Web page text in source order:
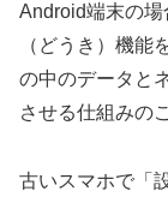
Android端末の
（どうき）機能
の中のデータと
させる仕組みの
古いスマホで「